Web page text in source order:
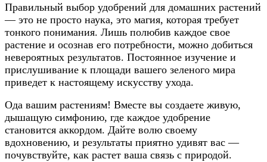
Правильный выбор удобрений для домашних растений
— это не просто наука, это магия, которая требует
тонкого понимания. Лишь полюбив каждое свое
растение и осознав его потребности, можно добиться
невероятных результатов. Постоянное изучение и
прислушивание к площади вашего зеленого мира
приведет к настоящему искусству ухода.
Ода вашим растениям! Вместе вы создаете живую,
дышащую симфонию, где каждое удобрение
становится аккордом. Дайте волю своему
вдохновению, и результаты приятно удивят вас —
почувствуйте, как растет ваша связь с природой.